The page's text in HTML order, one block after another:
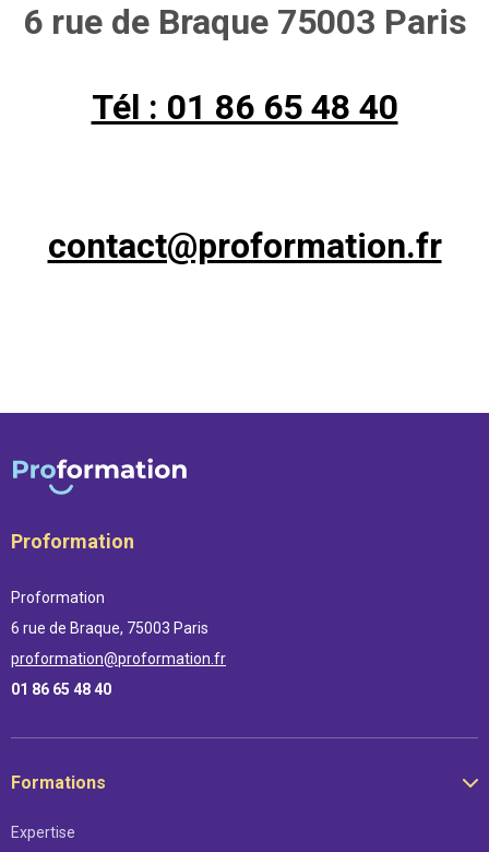
6 rue de Braque 75003 Paris
Tél : 01 86 65 48 40
contact@proformation.fr
Proformation
Proformation
6 rue de Braque, 75003 Paris
proformation@proformation.fr
01 86 65 48 40
Formations
Expertise